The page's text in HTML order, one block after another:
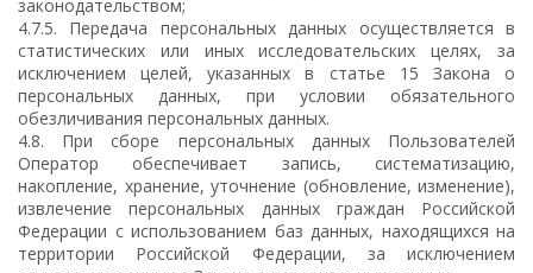
законодательством;
4.7.5. Передача персональных данных осуществляется в
статистических или иных исследовательских целях, за
исключением целей, указанных в статье 15 Закона о
персональных данных, при условии обязательного
обезличивания персональных данных.
4.8. При сборе персональных данных Пользователей
Оператор обеспечивает запись, систематизацию,
накопление, хранение, уточнение (обновление, изменение),
извлечение персональных данных граждан Российской
Федерации с использованием баз данных, находящихся на
территории Российской Федерации, за исключением